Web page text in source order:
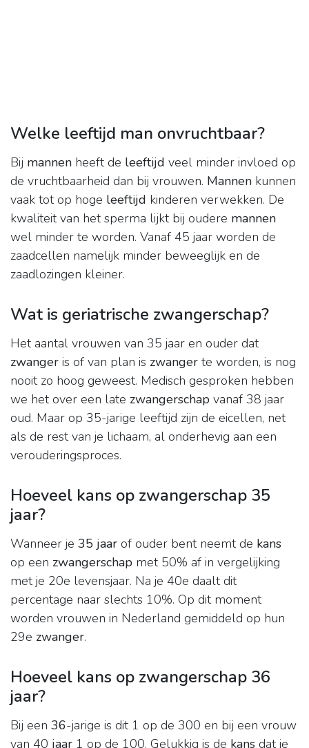
Welke leeftijd man onvruchtbaar?
Bij mannen heeft de leeftijd veel minder invloed op
de vruchtbaarheid dan bij vrouwen. Mannen kunnen
vaak tot op hoge leeftijd kinderen verwekken. De
kwaliteit van het sperma lijkt bij oudere mannen
wel minder te worden. Vanaf 45 jaar worden de
zaadcellen namelijk minder beweeglijk en de
zaadlozingen kleiner.
Wat is geriatrische zwangerschap?
Het aantal vrouwen van 35 jaar en ouder dat
zwanger is of van plan is zwanger te worden, is nog
nooit zo hoog geweest. Medisch gesproken hebben
we het over een late zwangerschap vanaf 38 jaar
oud. Maar op 35-jarige leeftijd zijn de eicellen, net
als de rest van je lichaam, al onderhevig aan een
verouderingsproces.
Hoeveel kans op zwangerschap 35
jaar?
Wanneer je 35 jaar of ouder bent neemt de kans
op een zwangerschap met 50% af in vergelijking
met je 20e levensjaar. Na je 40e daalt dit
percentage naar slechts 10%. Op dit moment
worden vrouwen in Nederland gemiddeld op hun
29e zwanger.
Hoeveel kans op zwangerschap 36
jaar?
Bij een 36-jarige is dit 1 op de 300 en bij een vrouw
van 40 jaar 1 op de 100. Gelukkig is de kans dat je